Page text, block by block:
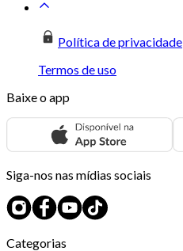
Política de privacidade
Termos de uso
Baixe o app
Siga-nos nas mídias sociais
Categorias